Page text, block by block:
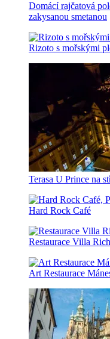
Domácí rajčatová
zakysanou smetanou
Rizoto s mořskými
Terasa U Prince na
Hard Rock Café
Restaurace Villa
Art Restaurace